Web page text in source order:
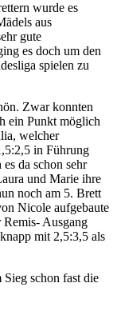
wurde es
aus
gute
es doch um den
spielen zu
Zwar konnten
ein Punkt möglich
welcher
in Führung
da schon sehr
und Marie ihre
noch am 5. Brett
Nicole aufgebaute
Remis- Ausgang
mit 2,5:3,5 als
schon fast die